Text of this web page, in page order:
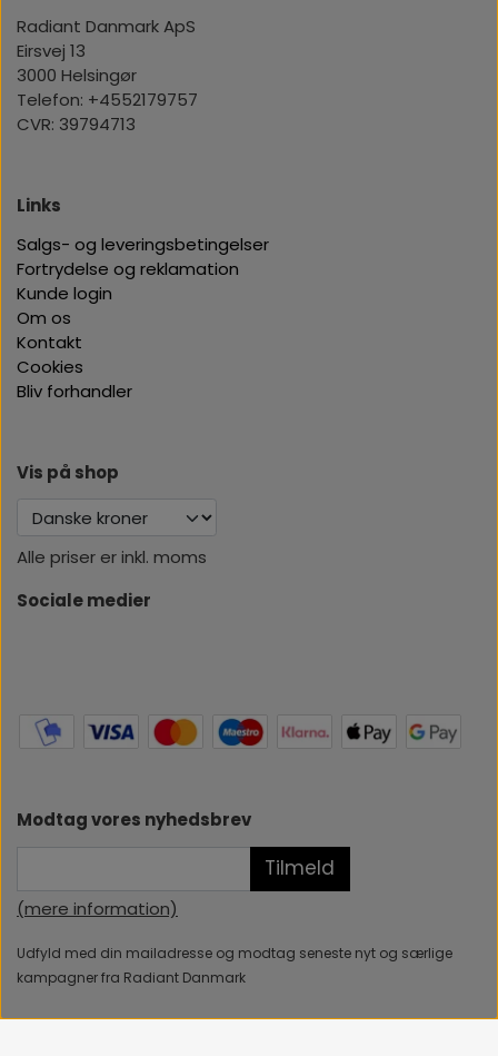
Radiant Danmark ApS
Eirsvej 13
3000 Helsingør
Telefon: +4552179757
CVR: 39794713
Links
Salgs- og leveringsbetingelser
Fortrydelse og reklamation
Kunde login
Om os
Kontakt
Cookies
Bliv forhandler
Vis på shop
Alle priser er inkl. moms
Sociale medier
Modtag vores nyhedsbrev
Tilmeld
(mere information)
Udfyld med din mailadresse og modtag seneste nyt og særlige
kampagner fra Radiant Danmark